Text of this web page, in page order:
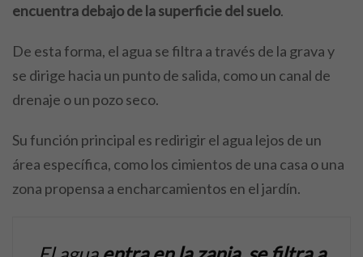
encuentra debajo de la superficie del suelo.
De esta forma, el agua se filtra a través de la grava y
se dirige hacia un punto de salida, como un canal de
drenaje o un pozo seco.
Su función principal es redirigir el agua lejos de un
área específica, como los cimientos de una casa o una
zona propensa a encharcamientos en el jardín.